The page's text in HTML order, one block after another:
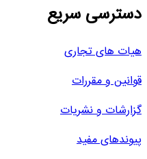
دسترسی سریع
هیات های تجاری
قوانین و مقررات
گزارشات و نشریات
پیوندهای مفید